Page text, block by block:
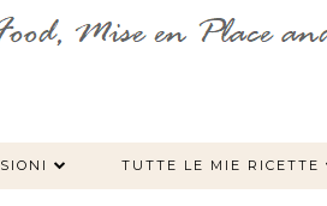
TUTTE LE MIE RICETTE